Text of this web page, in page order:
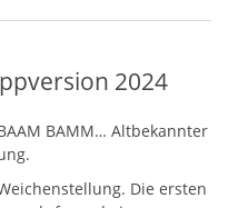
2024
BAMM… Altbekannter
Die ersten